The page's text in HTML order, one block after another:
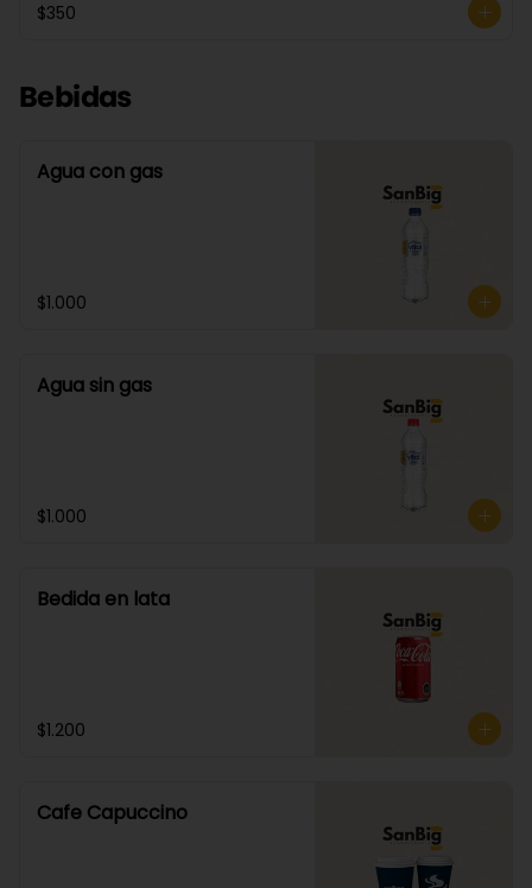
$350
Bebidas
Agua con gas
$1.000
Agua sin gas
$1.000
Bedida en lata
$1.200
Cafe Capuccino